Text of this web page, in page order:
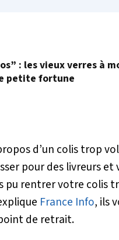
: les vieux verres à
petite fortune
d’un colis trop
pour des livreurs
pu rentrer votre colis
France Info, ils
de retrait.